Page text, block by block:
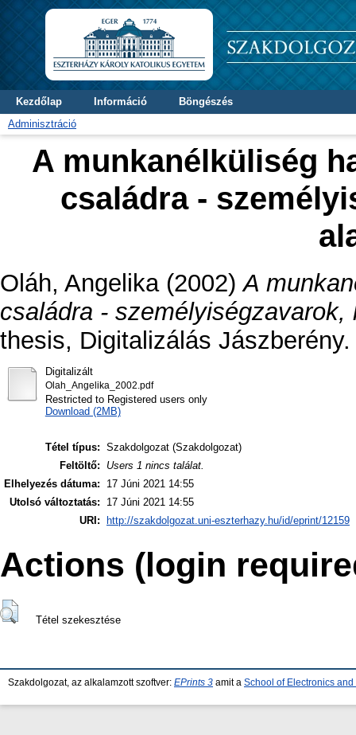
Kezdőlap Információ
Böngészés
Adminisztráció
A munkanélküliség
családra -
Oláh, Angelika(2002)A
családra -
thesis, Digitalizálás Jászberény.
Digitalizált
Olah_Angelika_2002.pdf
Restricted to Registered users only
Download (2MB)
Tétel típus: Szakdolgozat (Szakdolgozat)
Feltöltő:
Users 1 nincs találat.
Elhelyezés dátuma:
17 Júni 2021 14:55
Utolsó változtatás:
17 Júni 2021 14:55
URI:
http://szakdolgozat.uni-eszterhazy.hu/id/eprint/12159
Actions (login
Tétel szekesztése
Szakdolgozat, az alkalamzott szoftver: EPrints 3 amit a School of Electronics